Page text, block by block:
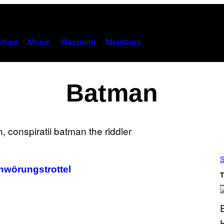
Music Waypoint Members
Batman